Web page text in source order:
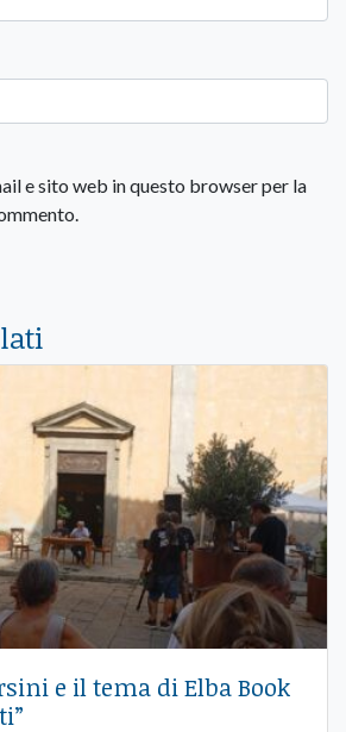
e sito web in questo browser per la
e il tema di Elba Book